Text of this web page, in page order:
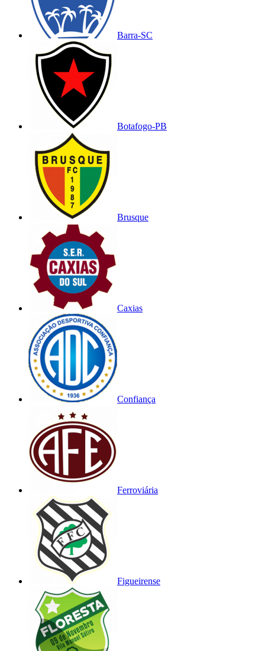
Barra-SC
Botafogo-PB
Brusque
Caxias
Confiança
Ferroviária
Figueirense